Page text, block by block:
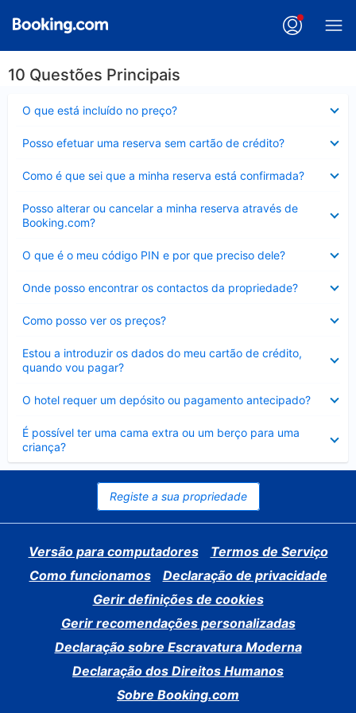
10 Questões Principais
O que está incluído no preço?
fechado
Posso efetuar uma reserva sem cartão de crédito?
fechado
Como é que sei que a minha reserva está confirmada?
fechado
Posso alterar ou cancelar a minha reserva através de
Booking.com?
fechado
O que é o meu código PIN e por que preciso dele?
fechado
Onde posso encontrar os contactos da propriedade?
fechado
Como posso ver os preços?
fechado
Estou a introduzir os dados do meu cartão de crédito,
quando vou pagar?
fechado
O hotel requer um depósito ou pagamento antecipado?
fechado
É possível ter uma cama extra ou um berço para uma
criança?
Elemento
fechado
Registe a sua propriedade
Versão para computadores
Termos de Serviço
Como funcionamos
Declaração de privacidade
Gerir definições de cookies
Gerir recomendações personalizadas
Declaração sobre Escravatura Moderna
Declaração dos Direitos Humanos
Sobre Booking.com